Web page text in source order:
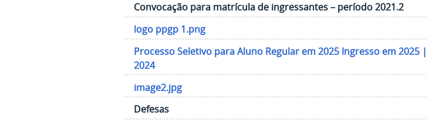
Convocação para matrícula de ingressantes – período 2021.2
logo ppgp 1.png
Processo Seletivo para Aluno Regular em 2025 Ingresso em
2024
image2.jpg
Defesas